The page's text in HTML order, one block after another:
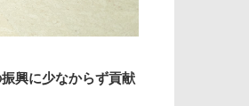
興に少なからず貢献